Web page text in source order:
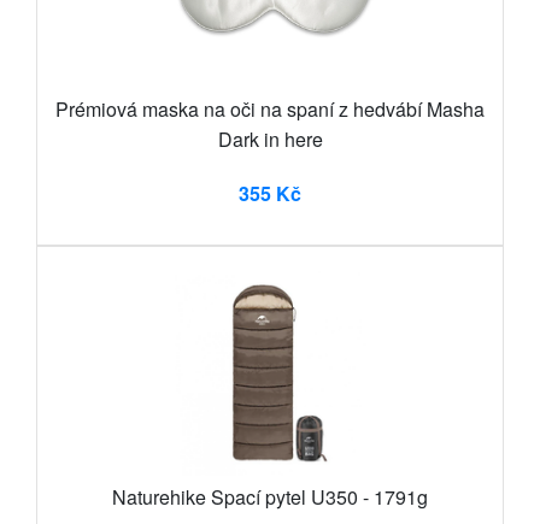
Prémiová maska na oči na spaní z hedvábí Masha
Dark in here
355 Kč
Naturehike Spací pytel U350 - 1791g